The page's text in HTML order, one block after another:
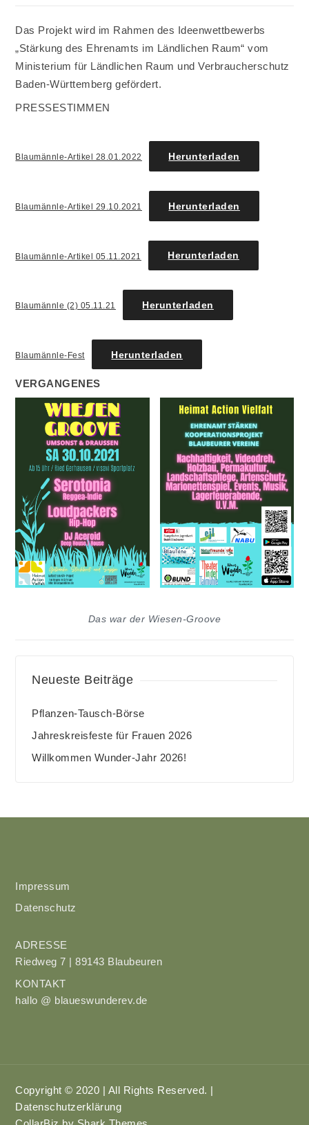
Das Projekt wird im Rahmen des Ideenwettbewerbs
„Stärkung des Ehrenamts im Ländlichen Raum“ vom
Ministerium für Ländlichen Raum und Verbraucherschutz
Baden-Württemberg gefördert.
PRESSESTIMMEN
Blaumännle-Artikel 28.01.2022 Herunterladen
Blaumännle-Artikel 29.10.2021 Herunterladen
Blaumännle-Artikel 05.11.2021 Herunterladen
Blaumännle (2) 05.11.21 Herunterladen
Blaumännle-Fest Herunterladen
VERGANGENES
Das war der Wiesen-Groove
Neueste Beiträge
Pflanzen-Tausch-Börse
Jahreskreisfeste für Frauen 2026
Willkommen Wunder-Jahr 2026!
Impressum
Datenschutz
ADRESSE
Riedweg 7 | 89143 Blaubeuren
KONTAKT
hallo @ blaueswunderev.de
Copyright © 2020 | All Rights Reserved. |
Datenschutzerklärung